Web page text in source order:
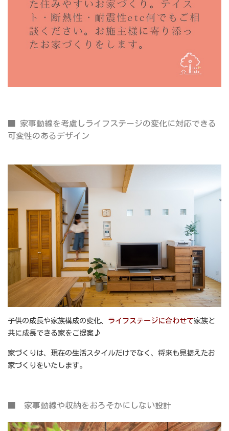
■ 家事動線を考慮しライフステージの変化に対応できる
可変性のあるデザイン
子供の成長や家族構成の変化、 ライフステー ジに合わせて家族と
共に成長できる家をご提案♪
家づくりは、現在の生活スタイルだけでなく、将来も見据えたお
家づくりをいたします。
■ 家事動線や収納をおろそかにしない設計